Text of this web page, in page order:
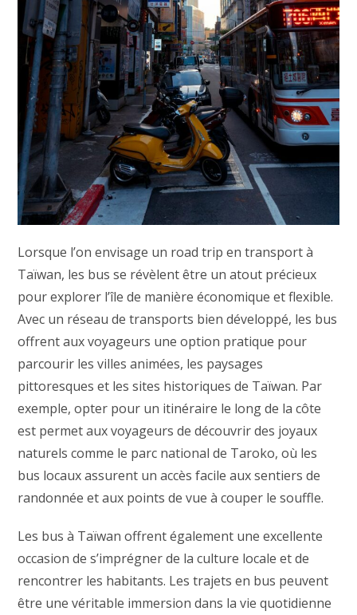
Lorsque l’on envisage un road trip en transport à
Taïwan, les bus se révèlent être un atout précieux
pour explorer l’île de manière économique et flexible.
Avec un réseau de transports bien développé, les bus
offrent aux voyageurs une option pratique pour
parcourir les villes animées, les paysages
pittoresques et les sites historiques de Taïwan. Par
exemple, opter pour un itinéraire le long de la côte
est permet aux voyageurs de découvrir des joyaux
naturels comme le parc national de Taroko, où les
bus locaux assurent un accès facile aux sentiers de
randonnée et aux points de vue à couper le souffle.
Les bus à Taïwan offrent également une excellente
occasion de s’imprégner de la culture locale et de
rencontrer les habitants. Les trajets en bus peuvent
être une véritable immersion dans la vie quotidienne